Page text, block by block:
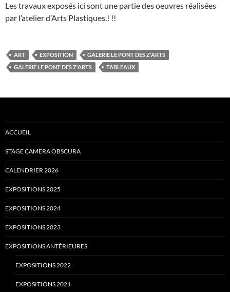
Les travaux exposés ici sont une partie des oeuvres réalisées
par l’atelier d’Arts Plastiques.! !!
ART EXPOSITION
GALERIE LE PONT DES Z'ARTS
GALERIE LE PONT DES Z'ARTS
TABLEAUX
ACCUEIL
STAGE CAMERA OBSCURA
CALENDRIER 2026
EXPOSITIONS 2025
EXPOSITIONS 2024
EXPOSITIONS 2023
EXPOSITIONS ANTÉRIEURES
EXPOSITIONS 2022
EXPOSITIONS 2021